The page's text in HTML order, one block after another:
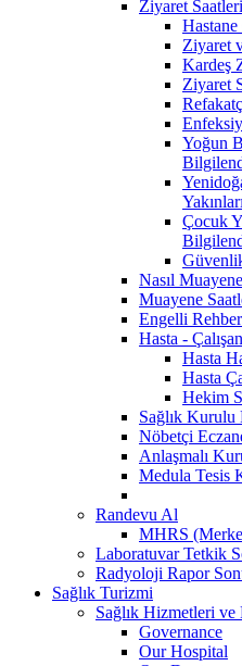
Ziyaret
Hastane
Ziyaret
Kardeş
Ziyaret
Yoğun
Çocuk
Nasıl
Muayene
Engelli
Hasta -
Hasta
Hasta
Hekim
Sağlık Kurulu
Nöbetçi
Anlaşmalı
Medula Tesis
Randevu Al
MHRS
Laboratuvar Tetkik
Radyoloji Rapor
Sağlık Turizmi
Sağlık Hizmetleri
Governance
Our Hospital